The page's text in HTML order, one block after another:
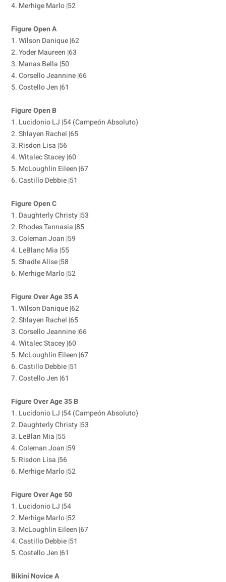
4. Merhige Marlo |52
Figure Open A
1. Wilson Danique |62
2. Yoder Maureen |63
3. Manas Bella |50
4. Corsello Jeannine |66
5. Costello Jen |61
Figure Open B
1. Lucidonio LJ |54 (Campeón Absoluto)
2. Shlayen Rachel |65
3. Risdon Lisa |56
4. Witalec Stacey |60
5. McLoughlin Eileen |67
6. Castillo Debbie |51
Figure Open C
1. Daughterly Christy |53
2. Rhodes Tannasia |85
3. Coleman Joan |59
4. LeBlanc Mia |55
5. Shadle Alise |58
6. Merhige Marlo |52
Figure Over Age 35 A
1. Wilson Danique |62
2. Shlayen Rachel |65
3. Corsello Jeannine |66
4. Witalec Stacey |60
5. McLoughlin Eileen |67
6. Castillo Debbie |51
7. Costello Jen |61
Figure Over Age 35 B
1. Lucidonio LJ |54 (Campeón Absoluto)
2. Daughterly Christy |53
3. LeBlan Mia |55
4. Coleman Joan |59
5. Risdon Lisa |56
6. Merhige Marlo |52
Figure Over Age 50
1. Lucidonio LJ |54
2. Merhige Marlo |52
3. McLoughlin Eileen |67
4. Castillo Debbie |51
5. Costello Jen |61
Bikini Novice A